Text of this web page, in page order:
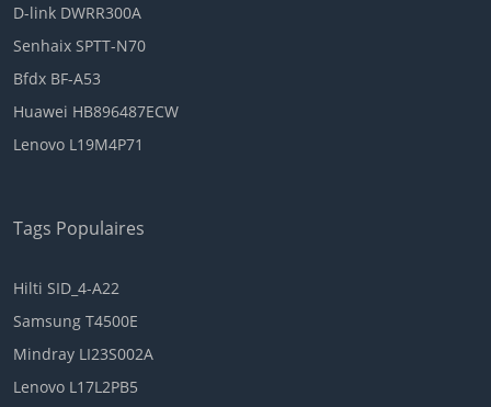
D-link DWRR300A
Senhaix SPTT-N70
Bfdx BF-A53
Huawei HB896487ECW
Lenovo L19M4P71
Tags Populaires
Hilti SID_4-A22
Samsung T4500E
Mindray LI23S002A
Lenovo L17L2PB5